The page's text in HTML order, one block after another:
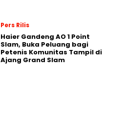
Pers Rilis
Haier Gandeng AO 1 Point
Slam, Buka Peluang bagi
Petenis Komunitas Tampil di
Ajang Grand Slam